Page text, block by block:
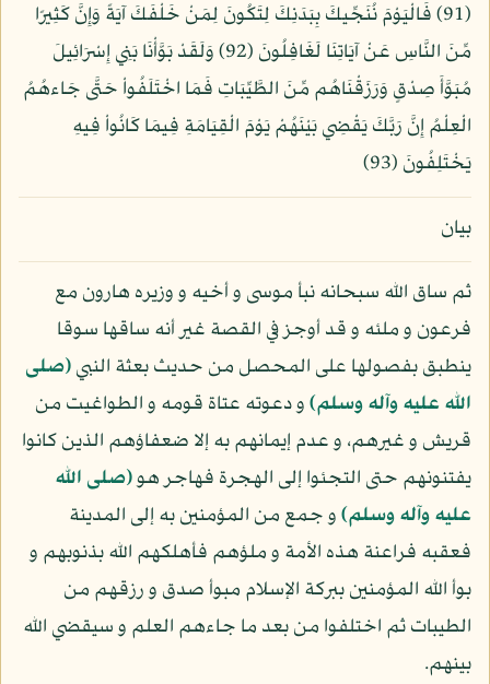
(91) فَالْيَوْمَ نُنَجِّيكَ بِبَدَنِكَ لِتَكُونَ لِمَنْ خَلْفَكَ آيَةً وَإِنَّ كَثِيرًا
مِّنَ النَّاسِ عَنْ آيَاتِنَا لَغَافِلُونَ (92) وَلَقَدْ بَوَّأْنَا بَنِي إِسْرَائِيلَ
مُبَوَّأَ صِدْقٍ وَرَزَقْنَاهُم مِّنَ الطَّيِّبَاتِ فَمَا اخْتَلَفُواْ حَتَّى جَاءهُمُ
الْعِلْمُ إِنَّ رَبَّكَ يَقْضِي بَيْنَهُمْ يَوْمَ الْقِيَامَةِ فِيمَا كَانُواْ فِيهِ
يَخْتَلِفُونَ (93)
بيان
ثم ساق الله سبحانه نبأ موسى و أخيه و وزيره هارون مع
فرعون و ملئه و قد أوجز في القصة غير أنه ساقها سوقا
ينطبق بفصولها على المحصل من حديث بعثة النبي(صلى
الله عليه وآله وسلم)و دعوته عتاة قومه و الطواغيت من
قريش و غيرهم، و عدم إيمانهم به إلا ضعفاؤهم الذين كانوا
يفتنونهم حتى التجئوا إلى الهجرة فهاجر هو(صلى الله
عليه وآله وسلم)و جمع من المؤمنين به إلى المدينة
فعقبه فراعنة هذه الأمة و ملؤهم فأهلكهم الله بذنوبهم و
بوأ الله المؤمنين ببركة الإسلام مبوأ صدق و رزقهم من
الطيبات ثم اختلفوا من بعد ما جاءهم العلم و سيقضي الله
بينهم.